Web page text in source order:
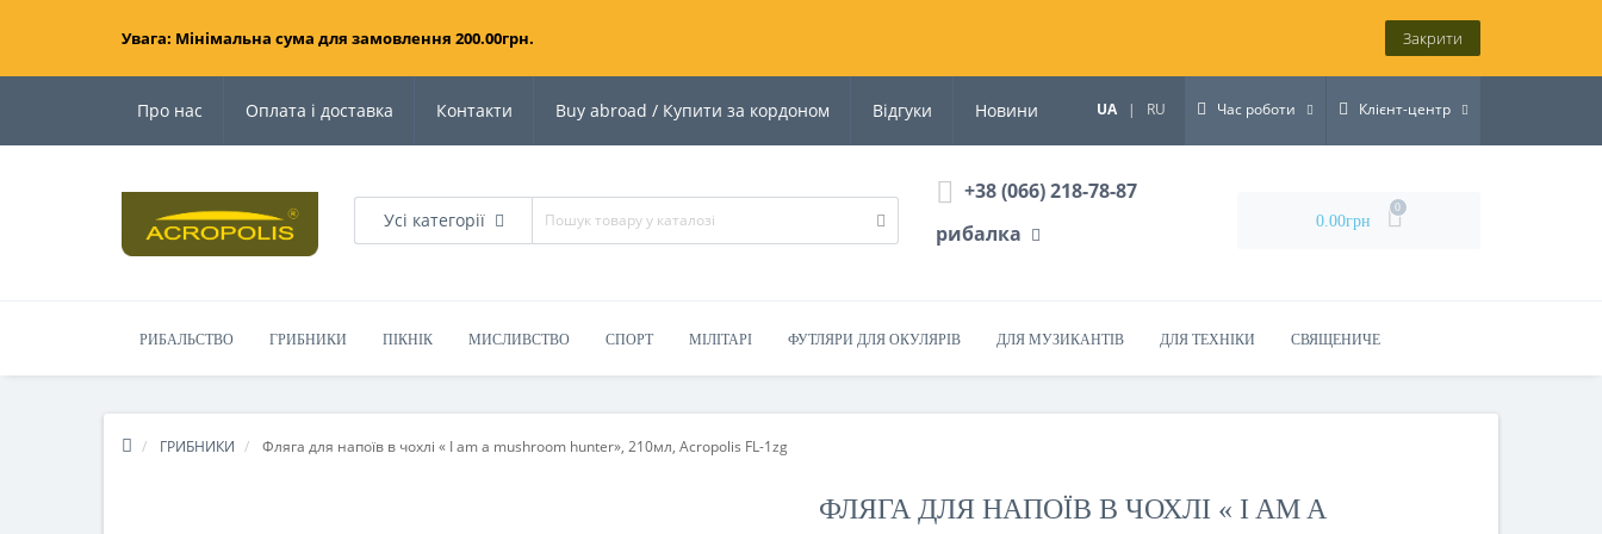
Увага: Мінімальна сума для замовлення 200.00грн. Закрити
Про нас Оплата і доставка Контакти Buy abroad / Купити за кордоном Відгуки Новини UA | RU Час роботи Клієнт-центр
Усі категорії
+38 (066) 218-78-87
рибалка
0.00грн
0
РИБАЛЬСТВО ГРИБНИКИ ПІКНІК МИСЛИВСТВО СПОРТ МІЛІТАРІ ФУТЛЯРИ ДЛЯ ОКУЛЯРІВ ДЛЯ МУЗИКАНТІВ ДЛЯ ТЕХНІКИ СВЯЩЕНИЧЕ
ГРИБНИКИ Фляга для напоїв в чохлі « I am a mushroom hunter», 210мл, Acropolis FL-1zg
ФЛЯГА ДЛЯ НАПОЇВ В ЧОХЛІ « I AM A